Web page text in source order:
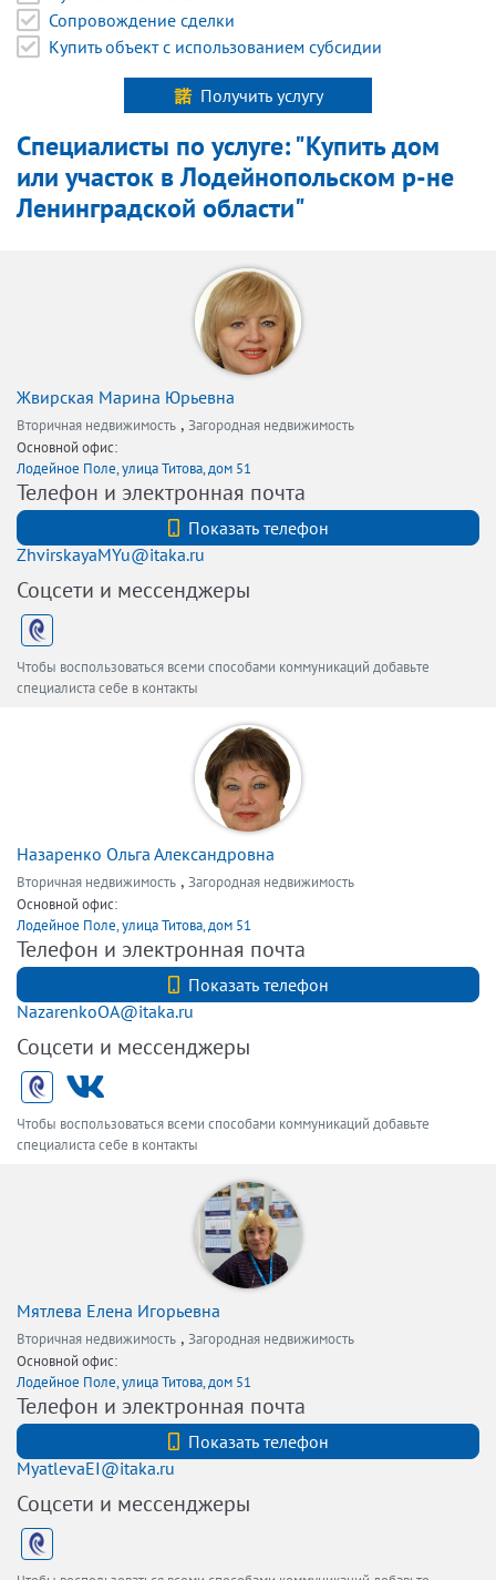
Сопровождение сделки
Купить объект с использованием субсидии
Получить услугу
Специалисты по услуге: "Купить дом
или участок в Лодейнопольском р-не
Ленинградской области"
Жвирская Марина Юрьевна
Вторичная недвижимость , Загородная недвижимость
Основной офис:
Лодейное Поле, улица Титова, дом 51
Телефон и электронная почта
Показать телефон
ZhvirskayaMYu@itaka.ru
Соцсети и мессенджеры
Чтобы воспользоваться всеми способами коммуникаций добавьте
специалиста себе в контакты
Назаренко Ольга Александровна
Вторичная недвижимость , Загородная недвижимость
Основной офис:
Лодейное Поле, улица Титова, дом 51
Телефон и электронная почта
Показать телефон
NazarenkoOA@itaka.ru
Соцсети и мессенджеры
Чтобы воспользоваться всеми способами коммуникаций добавьте
специалиста себе в контакты
Мятлева Елена Игорьевна
Вторичная недвижимость , Загородная недвижимость
Основной офис:
Лодейное Поле, улица Титова, дом 51
Телефон и электронная почта
Показать телефон
MyatlevaEI@itaka.ru
Соцсети и мессенджеры